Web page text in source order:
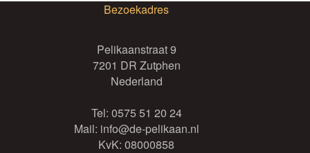
Bezoekadres
Pelikaanstraat 9
7201 DR Zutphen
Nederland
Tel: 0575 51 20 24
Mail: info@de-pelikaan.nl
KvK: 08000858